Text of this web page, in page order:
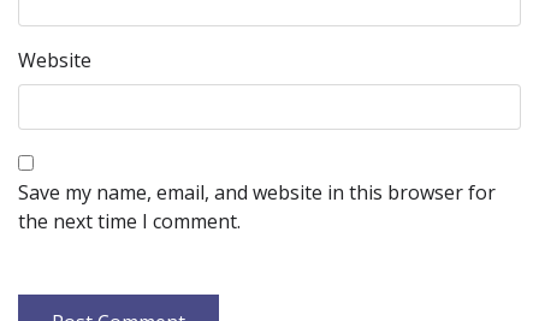
Website
Save my name, email, and website in this browser for
the next time I comment.